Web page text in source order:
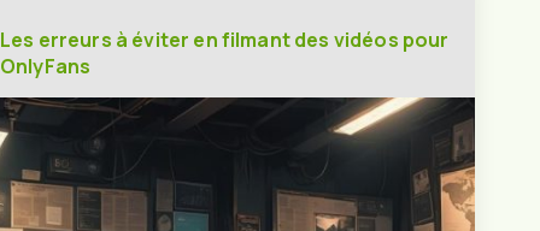
Les erreurs à éviter en filmant des vidéos pour
OnlyFans